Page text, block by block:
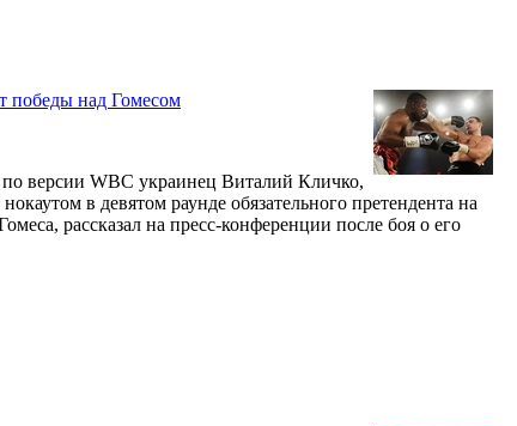
победы над Гомесом
версии WBC украинец Виталий Кличко,
в девятом раунде обязательного претендента на
рассказал на пресс-конференции после боя о его